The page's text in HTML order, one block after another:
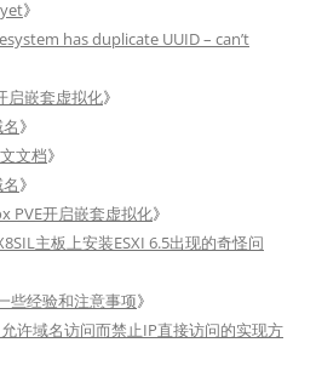
》
has duplicate UUID – can’t
启嵌套虚拟化》
》
文档》
》
PVE开启嵌套虚拟化》
主板上安装ESXI 6.5出现的奇怪问
些经验和注意事项》
许域名访问而禁止IP直接访问的实现方